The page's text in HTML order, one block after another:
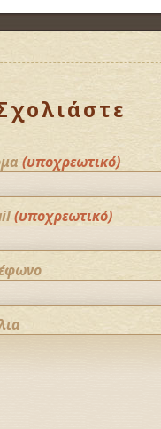
(υποχρεωτικό)
(υποχρεωτικό)